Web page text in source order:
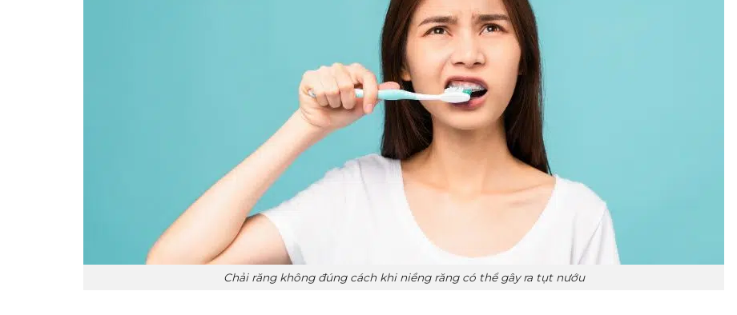
Chải răng không đúng cách khi niềng răng có thể gây ra tụt nướu